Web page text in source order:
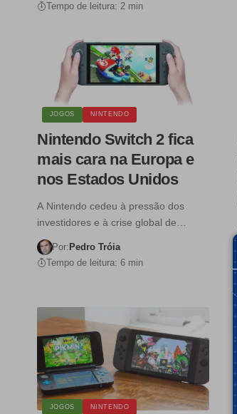
Tempo de leitura: 2 min
JOGOS NINTENDO
Nintendo Switch 2 fica
mais cara na Europa e
nos Estados Unidos
A Nintendo cedeu à pressão dos
investidores e à crise global de…
Por:Pedro Tróia
Tempo de leitura: 6 min
JOGOS NINTENDO